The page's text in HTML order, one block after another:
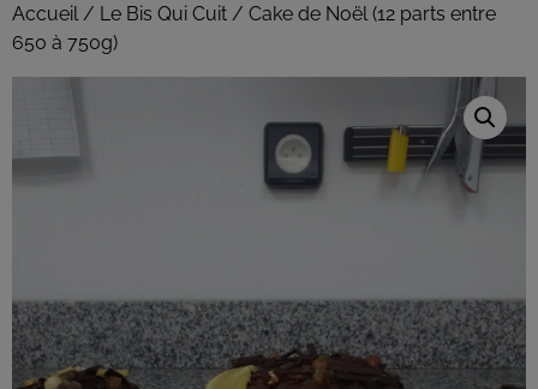
Accueil/ Le Bis Qui Cuit / Cake de Noël (12 parts entre
650 à 750g)